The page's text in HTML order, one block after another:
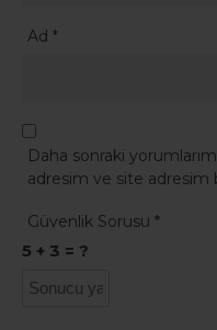
Ad *
Daha sonraki
adresim ve site adresim
Güvenlik Sorusu *
5 + 3 = ?